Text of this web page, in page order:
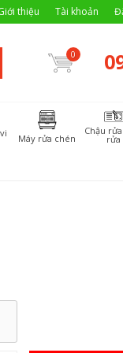
thiệu Tài khoản
0
Máy rửa chén
Chậu
rửa